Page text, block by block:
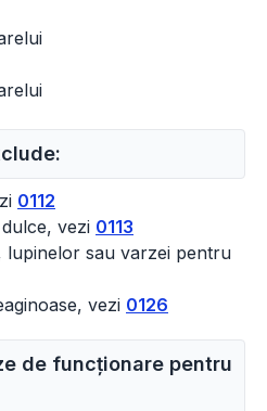
0112
vezi 0113
sau varzei pentru
vezi 0126
de funcționare pentru